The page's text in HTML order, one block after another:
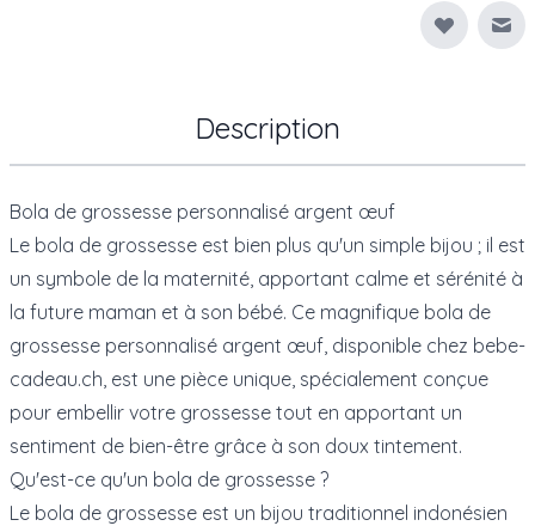
Description
Bola de grossesse personnalisé argent œuf
Le bola de grossesse est bien plus qu'un simple bijou ; il est
un symbole de la maternité, apportant calme et sérénité à
la future maman et à son bébé. Ce magnifique bola de
grossesse personnalisé argent œuf, disponible chez bebe-
cadeau.ch, est une pièce unique, spécialement conçue
pour embellir votre grossesse tout en apportant un
sentiment de bien-être grâce à son doux tintement.
Qu'est-ce qu'un bola de grossesse ?
Le bola de grossesse est un bijou traditionnel indonésien